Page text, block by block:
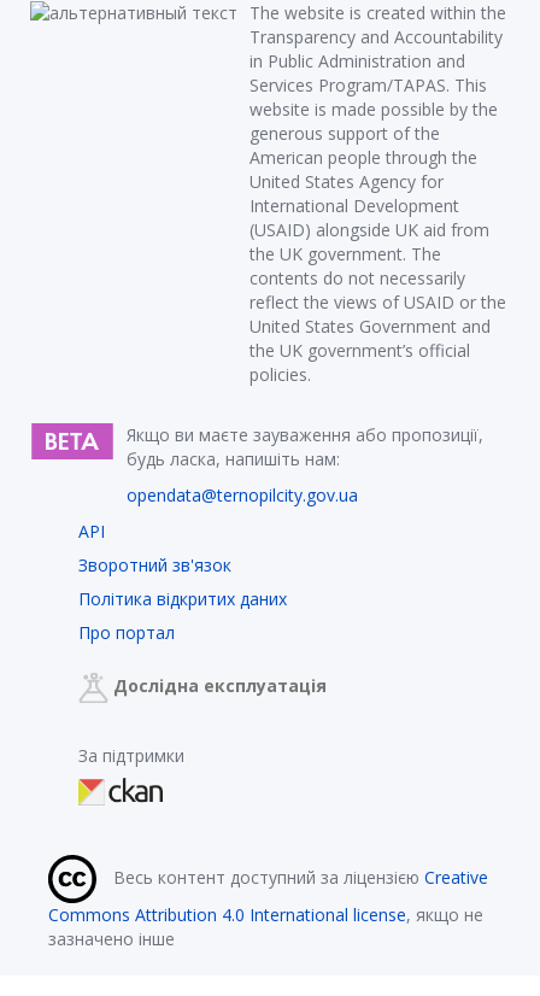
The website is created within the
Transparency and Accountability
in Public Administration and
Services Program/TAPAS. This
website is made possible by the
generous support of the
American people through the
United States Agency for
International Development
(USAID) alongside UK aid from
the UK government. The
contents do not necessarily
reflect the views of USAID or the
United States Government and
the UK government’s official
policies.
Якщо ви маєте зауваження або пропозиції,
будь ласка, напишіть нам:
opendata@ternopilcity.gov.ua
API
Зворотний зв'язок
Політика відкритих даних
Про портал
Дослідна експлуатація
За підтримки
Весь контент доступний за ліцензією Creative
Commons Attribution 4.0 International license, якщо не
зазначено інше